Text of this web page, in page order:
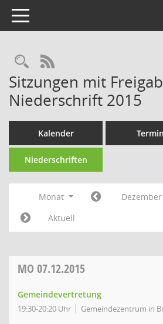
Toggle navigation
Rechercheauswahl
RSS-Feed
Sitzungen mit
Niederschrift 2015
Kalender
Niederschriften
Monat Dezember
Aktuell
MO 07.12.2015
Gemeindevertretung
19:30-20:20 Uhr Gemeindezentrum in